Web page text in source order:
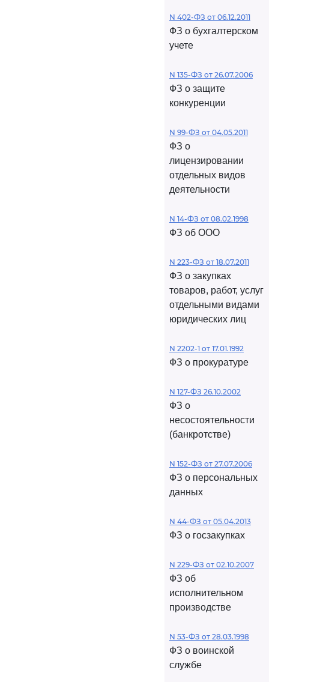
N 402-ФЗ от 06.12.2011
ФЗ о бухгалтерском
учете
N 135-ФЗ от 26.07.2006
ФЗ о защите
конкуренции
N 99-ФЗ от 04.05.2011
ФЗ о
лицензировании
отдельных видов
деятельности
N 14-ФЗ от 08.02.1998
ФЗ об ООО
N 223-ФЗ от 18.07.2011
ФЗ о закупках
товаров, работ, услуг
отдельными видами
юридических лиц
N 2202-1 от 17.01.1992
ФЗ о прокуратуре
N 127-ФЗ 26.10.2002
ФЗ о
несостоятельности
(банкротстве)
N 152-ФЗ от 27.07.2006
ФЗ о персональных
данных
N 44-ФЗ от 05.04.2013
ФЗ о госзакупках
N 229-ФЗ от 02.10.2007
ФЗ об
исполнительном
производстве
N 53-ФЗ от 28.03.1998
ФЗ о воинской
службе